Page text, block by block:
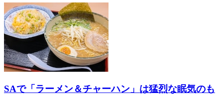
SAで「ラーメン＆チャーハン」は猛烈な眠気のも